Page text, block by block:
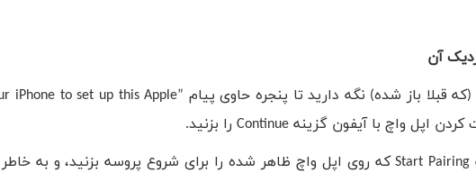
آن
باز شده) نگه دارید تا پنجره حاوی پیام ”iPhone to set up this Apple
اپل واچ با آیفون گزینه Continueرا بزنید.
Start Pairingکه روی اپل واچ ظاهر شده را برای شروع پروسه بزنید، و به